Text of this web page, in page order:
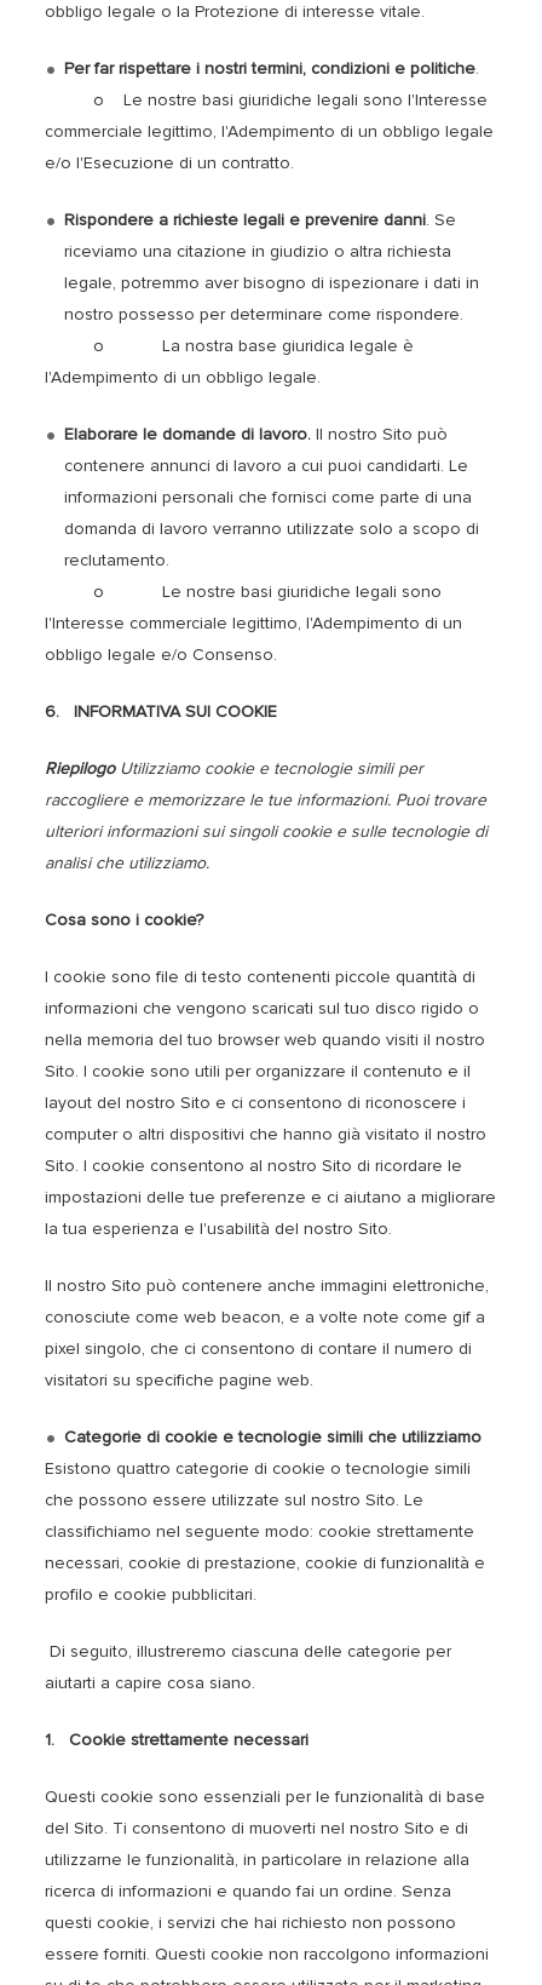
obbligo legale o la Protezione di interesse vitale.
Per far rispettare i nostri termini, condizioni e politiche.
o Le nostre basi giuridiche legali sono l'Interesse
commerciale legittimo, l'Adempimento di un obbligo legale
e/o l'Esecuzione di un contratto.
Rispondere a richieste legali e prevenire danni. Se
riceviamo una citazione in giudizio o altra richiesta
legale, potremmo aver bisogno di ispezionare i dati in
nostro possesso per determinare come rispondere.
o La nostra base giuridica legale è
l'Adempimento di un obbligo legale.
Elaborare le domande di lavoro.Il nostro Sito può
contenere annunci di lavoro a cui puoi candidarti. Le
informazioni personali che fornisci come parte di una
domanda di lavoro verranno utilizzate solo a scopo di
reclutamento.
o Le nostre basi giuridiche legali sono
l'Interesse commerciale legittimo, l'Adempimento di un
obbligo legale e/o Consenso.
6. INFORMATIVA SUI COOKIE
RiepilogoUtilizziamo cookie e tecnologie simili per
raccogliere e memorizzare le tue informazioni. Puoi trovare
ulteriori informazioni sui singoli cookie e sulle tecnologie di
analisi che utilizziamo.
Cosa sono i cookie?
I cookie sono file di testo contenenti piccole quantità di
informazioni che vengono scaricati sul tuo disco rigido o
nella memoria del tuo browser web quando visiti il ​​nostro
Sito. I cookie sono utili per organizzare il contenuto e il
layout del nostro Sito e ci consentono di riconoscere i
computer o altri dispositivi che hanno già visitato il nostro
Sito. I cookie consentono al nostro Sito di ricordare le
impostazioni delle tue preferenze e ci aiutano a migliorare
la tua esperienza e l'usabilità del nostro Sito.
Il nostro Sito può contenere anche immagini elettroniche,
conosciute come web beacon, e a volte note come gif a
pixel singolo, che ci consentono di contare il numero di
visitatori su specifiche pagine web.
Categorie di cookie e tecnologie simili che utilizziamo
Esistono quattro categorie di cookie o tecnologie simili
che possono essere utilizzate sul nostro Sito. Le
classifichiamo nel seguente modo: cookie strettamente
necessari, cookie di prestazione, cookie di funzionalità e
profilo e cookie pubblicitari.
Di seguito, illustreremo ciascuna delle categorie per
aiutarti a capire cosa siano.
1. Cookie strettamente necessari
Questi cookie sono essenziali per le funzionalità di base
del Sito. Ti consentono di muoverti nel nostro Sito e di
utilizzarne le funzionalità, in particolare in relazione alla
ricerca di informazioni e quando fai un ordine. Senza
questi cookie, i servizi che hai richiesto non possono
essere forniti. Questi cookie non raccolgono informazioni